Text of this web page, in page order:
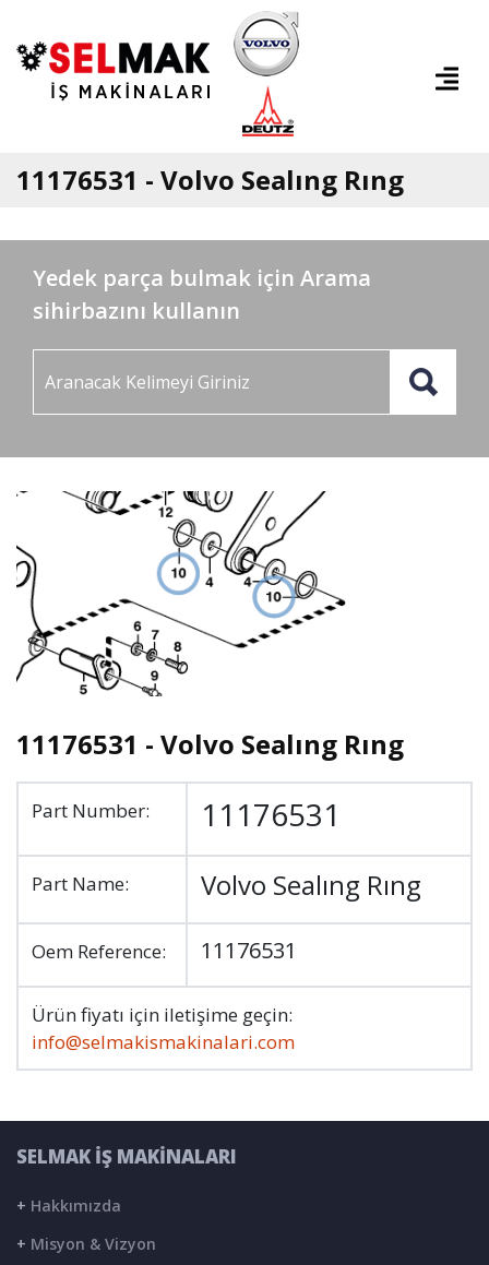
11176531 - Volvo Sealıng Rıng
Yedek parça bulmak için Arama
sihirbazını kullanın
11176531 - Volvo Sealıng Rıng
Part Number: 11176531
Part Name: Volvo Sealıng Rıng
Oem Reference: 11176531
Ürün fiyatı için iletişime geçin:
info@selmakismakinalari.com
SELMAK İŞ MAKİNALARI
+ Hakkımızda
+ Misyon & Vizyon